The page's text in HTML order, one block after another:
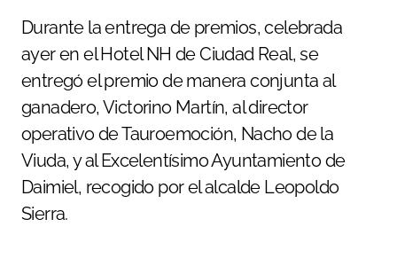
Durante la entrega de premios, celebrada
ayer en el Hotel NH de Ciudad Real, se
entregó el premio de manera conjunta al
ganadero, Victorino Martín, al director
operativo de Tauroemoción, Nacho de la
Viuda, y al Excelentísimo Ayuntamiento de
Daimiel, recogido por el alcalde Leopoldo
Sierra.